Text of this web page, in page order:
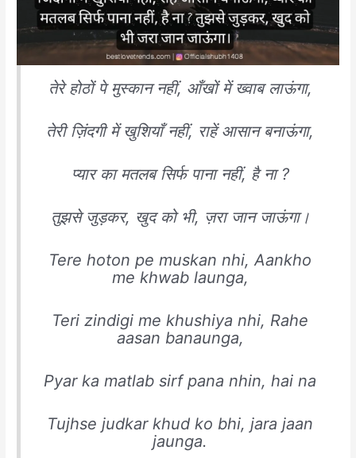
तेरे होठों पे मुस्कान नहीं, आँखों में ख्वाब लाऊंगा,
तेरी ज़िंदगी में खुशियाँ नहीं, राहें आसान बनाऊंगा,
प्यार का मतलब सिर्फ पाना नहीं, है ना ?
तुझसे जुड़कर, खुद को भी, ज़रा जान जाऊंगा।
Tere hoton pe muskan nhi, Aankho
me khwab launga,
Teri zindigi me khushiya nhi, Rahe
aasan banaunga,
Pyar ka matlab sirf pana nhin, hai na
Tujhse judkar khud ko bhi, jara jaan
jaunga.